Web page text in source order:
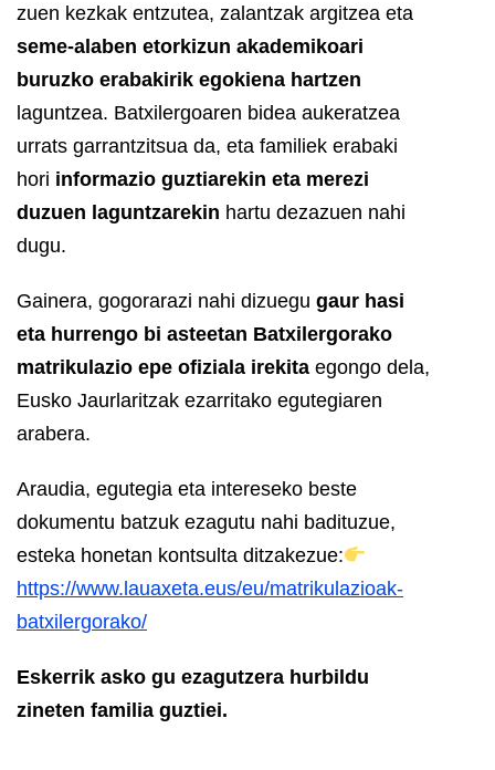
zuen kezkak entzutea, zalantzak argitzea eta
seme-alaben etorkizun akademikoari
buruzko erabakirik egokiena hartzen
laguntzea. Batxilergoaren bidea aukeratzea
urrats garrantzitsua da, eta familiek erabaki
hori informazio guztiarekin eta merezi
duzuen laguntzarekin hartu dezazuen nahi
dugu.
Gainera, gogorarazi nahi dizuegu gaur hasi
eta hurrengo bi asteetan Batxilergorako
matrikulazio epe ofiziala irekita egongo dela,
Eusko Jaurlaritzak ezarritako egutegiaren
arabera.
Araudia, egutegia eta intereseko beste
dokumentu batzuk ezagutu nahi badituzue,
esteka honetan kontsulta ditzakezue:
https://www.lauaxeta.eus/eu/matrikulazioak-
batxilergorako/
Eskerrik asko gu ezagutzera hurbildu
zineten familia guztiei.